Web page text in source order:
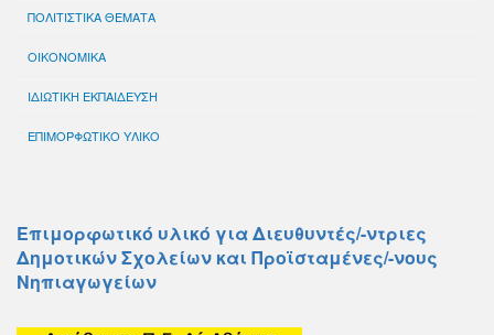
ΠΟΛΙΤΙΣΤΙΚΑ ΘΕΜΑΤΑ
ΟΙΚΟΝΟΜΙΚΑ
ΙΔΙΩΤΙΚΗ ΕΚΠΑΙΔΕΥΣΗ
ΕΠΙΜΟΡΦΩΤΙΚΟ ΥΛΙΚΟ
Επιμορφωτικό υλικό για Διευθυντές/-ντριες
Δημοτικών Σχολείων και Προϊσταμένες/-νους
Νηπιαγωγείων